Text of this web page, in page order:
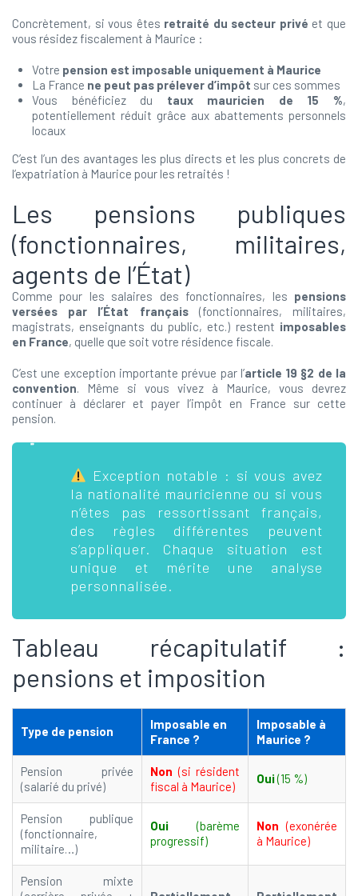
Concrètement, si vous êtes retraité du secteur privé et que
vous résidez fiscalement à Maurice :
Votre pension est imposable uniquement à Maurice
La France ne peut pas prélever d’impôt sur ces sommes
Vous bénéficiez du taux mauricien de 15 %,
potentiellement réduit grâce aux abattements personnels
locaux
C’est l’un des avantages les plus directs et les plus concrets de
l’expatriation à Maurice pour les retraités !
Les pensions publiques
(fonctionnaires, militaires,
agents de l’État)
Comme pour les salaires des fonctionnaires, les pensions
versées par l’État français(fonctionnaires, militaires,
magistrats, enseignants du public, etc.) restent imposables
en France, quelle que soit votre résidence fiscale.
C’est une exception importante prévue par l’article 19 §2 de la
convention. Même si vous vivez à Maurice, vous devrez
continuer à déclarer et payer l’impôt en France sur cette
pension.
Exception notable : si vous avez
la nationalité mauricienne ou si vous
n’êtes pas ressortissant français,
des règles différentes peuvent
s’appliquer. Chaque situation est
unique et mérite une analyse
personnalisée.
Tableau récapitulatif :
pensions et imposition
Type de pension
Imposable en
France ?
Imposable à
Maurice ?
Pension privée
(salarié du privé)
Non (si résident
fiscal à Maurice)
Oui(15 %)
Pension publique
(fonctionnaire,
militaire…)
Oui (barème
progressif)
Non (exonérée
à Maurice)
Pension mixte